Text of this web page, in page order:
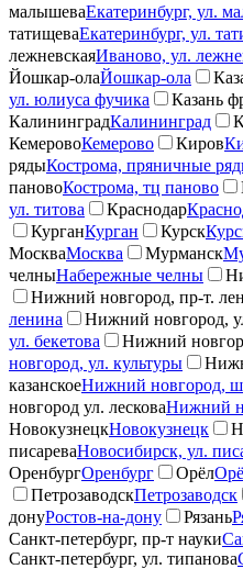
малышеваЕкатеринбург, ул.
татищеваЕкатеринбург, ул.
лежневскаяИваново, ул.
Йошкар-олаЙошкар-ола
ул. юлиуса фучика
Казань
КалининградКалининград
КемеровоКемерово Киров
рядыКострома, пряничные
пановоКострома, тц паново
ул. титова
Краснодар
КурганКурган Курск
МоскваМосква Мурманск
челныНабережные челны
Нижний новгород, пр-т.
ленина
Нижний новгород,
ул. бекетова
Нижний
новгород, ул. культуры
казанскоеНижний новгород, ш.
новгород ул. лесковаНижний
НовокузнецкНовокузнецк
писареваНовосибирск, ул.
ОренбургОренбург Орёл
ПетрозаводскПетрозаводск
донуРостов-на-дону Рязань
Санкт-петербург, пр-т науки
Санкт-петербург, ул. типанова